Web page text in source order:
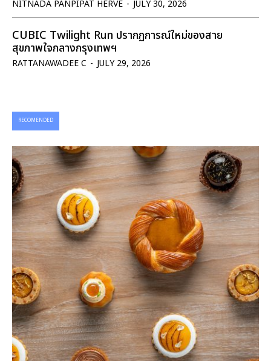
NITNADA PANPIPAT HERVE - JULY 30, 2026
CUBIC Twilight Run ปรากฏการณ์ใหม่ของสาย
สุขภาพใจกลางกรุงเทพฯ
RATTANAWADEE C - JULY 29, 2026
RECOMENDED